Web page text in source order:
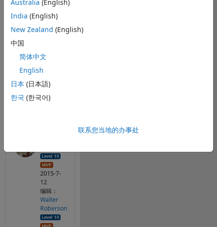
equation in
matlab.
0 个评论
2015-7-
12
编辑：
Walter
Roberson
Australia (English)
India (English)
New Zealand (English)
中国
简体中文
English
日本 (日本語)
한국 (한국어)
联系您当地的办事处